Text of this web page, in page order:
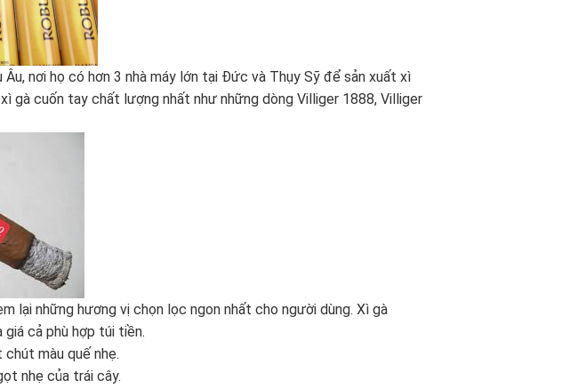
nơi họ có hơn 3 nhà máy lớn tại Đức và Thụy Sỹ để sản xuất xì
gà cuốn tay chất lượng nhất như những dòng Villiger 1888, Villiger
lại những hương vị chọn lọc ngon nhất cho người dùng. Xì gà
cả phù hợp túi tiền.
màu quế nhẹ.
nhẹ của trái cây.